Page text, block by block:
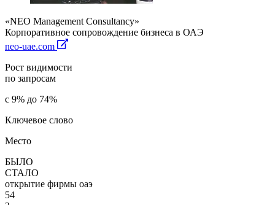
«NEO Management Consultancy»
Корпоративное сопровождение бизнеса в ОАЭ
neo-uae.com
Рост видимости
по запросам
с 9% до 74%
Ключевое слово
Место
БЫЛО
СТАЛО
открытие фирмы оаэ
54